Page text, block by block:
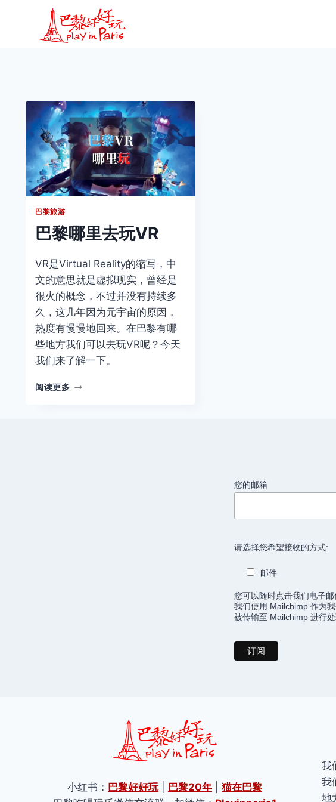
巴黎旅游
巴黎哪里去玩VR
VR是Virtual Reality的缩写，中
文的意思就是虚拟现实，曾经是
很火的概念，不过并没有持续多
久，这几年因为元宇宙的原因，
热度有慢慢地回来。在巴黎有哪
些地方我们可以去玩VR呢？今天
我们来了解一下。
阅读更多
您的邮箱
请选择您希望接收的方式:
邮件
您可以随时点击我们电子
我们使用 Mailchimp 作为
被传输至 Mailchimp 进行
小红书： 巴黎好好玩| 巴黎20年 |猫在巴黎
我
我
地